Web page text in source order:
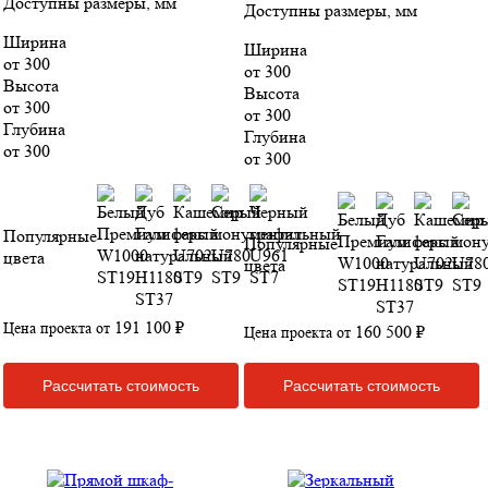
Ширина
от 300
Высота
от 300
Глубина
от 300
Популярные
цвета
Цена проекта от 191 100 ₽
Рассчитать стоимость
Доступны размеры, мм
Ширина
от 300
Высота
от 300
Глубина
от 300
Популярные
цвета
Цена проекта от 160 500 ₽
Рассчитать стоимость